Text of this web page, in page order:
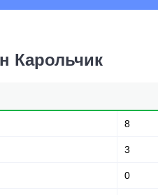
Карольчик
8
3
0